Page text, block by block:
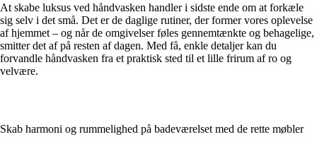
At skabe luksus ved håndvasken handler i sidste ende om at forkæle
sig selv i det små. Det er de daglige rutiner, der former vores oplevelse
af hjemmet – og når de omgivelser føles gennemtænkte og behagelige,
smitter det af på resten af dagen. Med få, enkle detaljer kan du
forvandle håndvasken fra et praktisk sted til et lille frirum af ro og
velvære.
Skab harmoni og rummelighed på badeværelset med de rette møbler